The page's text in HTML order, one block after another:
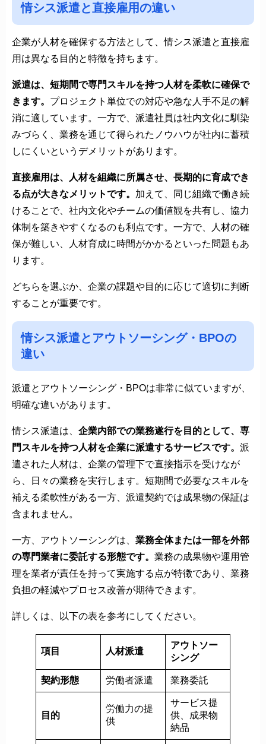
情シス派遣と直接雇用の違い
企業が人材を確保する方法として、情シス派遣と直接雇
用は異なる目的と特徴を持ちます。
派遣は、短期間で専門スキルを持つ人材を柔軟に確保で
きます。 プロジェクト単位での対応や急な人手不足の解
消に適しています。一方で、派遣社員は社内文化に馴染
みづらく、業務を通じて得られたノウハウが社内に蓄積
しにくいというデメリットがあります。
直接雇用は、人材を組織に所属させ、長期的に育成でき
る点が大きなメリットです。 加えて、同じ組織で働き続
けることで、社内文化やチームの価値観を共有し、協力
体制を築きやすくなるのも利点です。一方で、人材の確
保が難しい、人材育成に時間がかかるといった問題もあ
ります。
どちらを選ぶか、企業の課題や目的に応じて適切に判断
することが重要です。
情シス派遣とアウトソーシング・BPOの
違い
派遣とアウトソーシング・BPOは非常に似ていますが、
明確な違いがあります。
情シス派遣は、 企業内部での業務遂行を目的として、専
門スキルを持つ人材を企業に派遣するサービスです。 派
遣された人材は、企業の管理下で直接指示を受けなが
ら、日々の業務を実行します。短期間で必要なスキルを
補える柔軟性がある一方、派遣契約では成果物の保証は
含まれません。
一方、アウトソーシングは、 業務全体または一部を外部
の専門業者に委託する形態です。 業務の成果物や運用管
理を業者が責任を持って実施する点が特徴であり、業務
負担の軽減やプロセス改善が期待できます。
詳しくは、以下の表を参考にしてください。
項目 人材派遣
アウトソー
シング
契約形態 労働者派遣 業務委託
目的
労働力の提
供
サービス提
供、成果物
納品